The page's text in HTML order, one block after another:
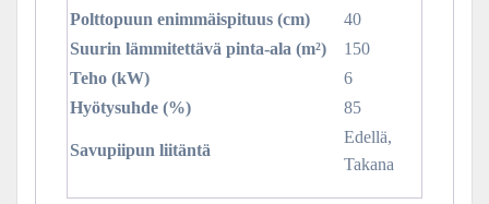
Polttopuun enimmäispituus (cm)
40
Suurin lämmitettävä pinta-ala (m²)
150
Teho (kW)
6
Hyötysuhde (%)
85
Savupiipun liitäntä
Edellä,
Takana